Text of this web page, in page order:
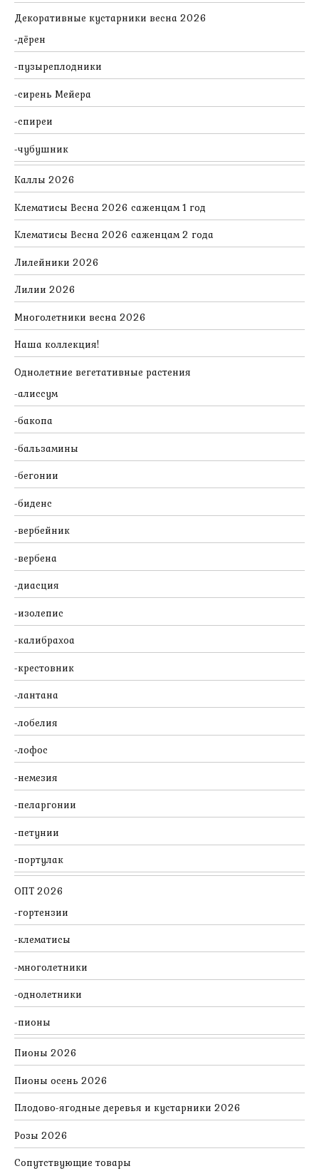
Декоративные кустарники весна 2026
дёрен
пузыреплодники
сирень Мейера
спиреи
чубушник
Каллы 2026
Клематисы Весна 2026 саженцам 1 год
Клематисы Весна 2026 саженцам 2 года
Лилейники 2026
Лилии 2026
Многолетники весна 2026
Наша коллекция!
Однолетние вегетативные растения
алиссум
бакопа
бальзамины
бегонии
биденс
вербейник
вербена
диасция
изолепис
калибрахоа
крестовник
лантана
лобелия
лофос
немезия
пеларгонии
петунии
портулак
ОПТ 2026
гортензии
клематисы
многолетники
однолетники
пионы
Пионы 2026
Пионы осень 2026
Плодово-ягодные деревья и кустарники 2026
Розы 2026
Сопутствующие товары